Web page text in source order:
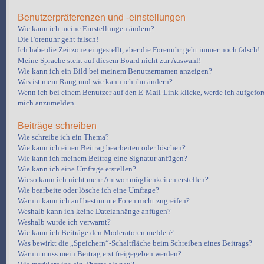
Benutzerpräferenzen und -einstellungen
Wie kann ich meine Einstellungen ändern?
Die Forenuhr geht falsch!
Ich habe die Zeitzone eingestellt, aber die Forenuhr geht immer noch falsch!
Meine Sprache steht auf diesem Board nicht zur Auswahl!
Wie kann ich ein Bild bei meinem Benutzernamen anzeigen?
Was ist mein Rang und wie kann ich ihn ändern?
Wenn ich bei einem Benutzer auf den E-Mail-Link klicke, werde ich
mich anzumelden.
Beiträge schreiben
Wie schreibe ich ein Thema?
Wie kann ich einen Beitrag bearbeiten oder löschen?
Wie kann ich meinem Beitrag eine Signatur anfügen?
Wie kann ich eine Umfrage erstellen?
Wieso kann ich nicht mehr Antwortmöglichkeiten erstellen?
Wie bearbeite oder lösche ich eine Umfrage?
Warum kann ich auf bestimmte Foren nicht zugreifen?
Weshalb kann ich keine Dateianhänge anfügen?
Weshalb wurde ich verwarnt?
Wie kann ich Beiträge den Moderatoren melden?
Was bewirkt die „Speichern“-Schaltfläche beim Schreiben eines Beitrags?
Warum muss mein Beitrag erst freigegeben werden?